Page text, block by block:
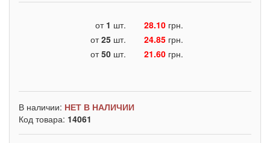
от 1 шт. 28.10 грн.
от25 шт. 24.85 грн.
от50 шт. 21.60 грн.
В наличии: НЕТ В НАЛИЧИИ
Код товара: 14061